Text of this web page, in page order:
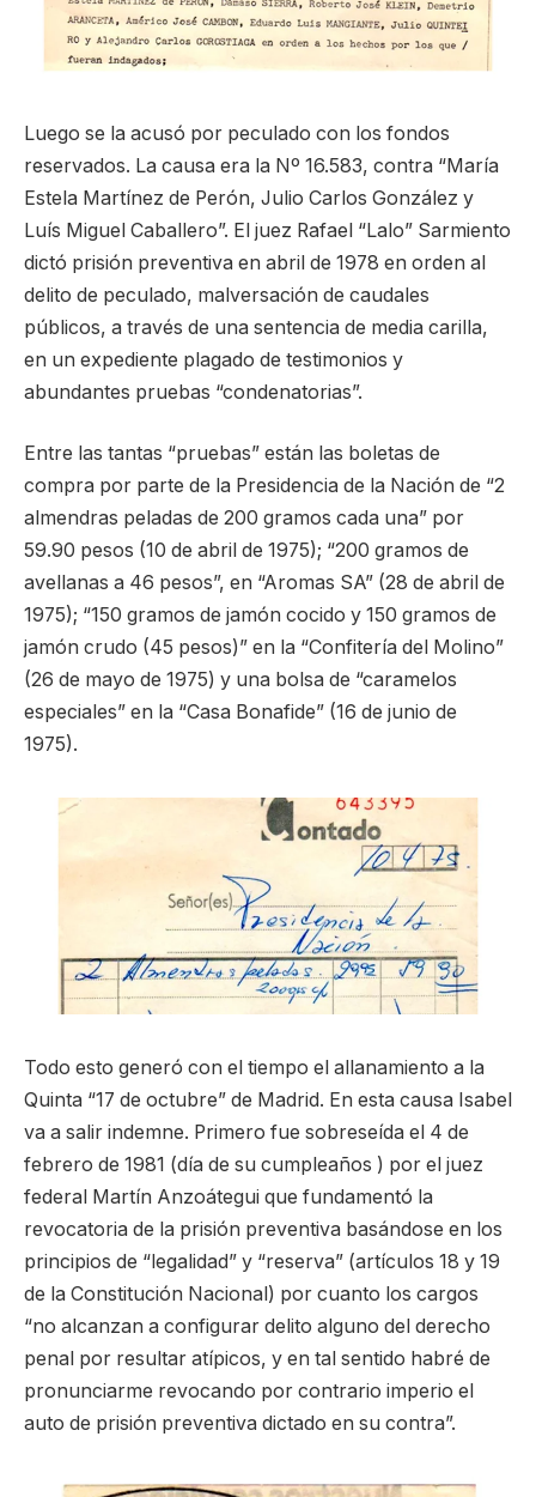
Luego se la acusó por peculado con los fondos
reservados. La causa era la Nº 16.583, contra “María
Estela Martínez de Perón, Julio Carlos González y
Luís Miguel Caballero”. El juez Rafael “Lalo” Sarmiento
dictó prisión preventiva en abril de 1978 en orden al
delito de peculado, malversación de caudales
públicos, a través de una sentencia de media carilla,
en un expediente plagado de testimonios y
abundantes pruebas “condenatorias”.
Entre las tantas “pruebas” están las boletas de
compra por parte de la Presidencia de la Nación de “2
almendras peladas de 200 gramos cada una” por
59.90 pesos (10 de abril de 1975); “200 gramos de
avellanas a 46 pesos”, en “Aromas SA” (28 de abril de
1975); “150 gramos de jamón cocido y 150 gramos de
jamón crudo (45 pesos)” en la “Confitería del Molino”
(26 de mayo de 1975) y una bolsa de “caramelos
especiales” en la “Casa Bonafide” (16 de junio de
1975).
Todo esto generó con el tiempo el allanamiento a la
Quinta “17 de octubre” de Madrid. En esta causa Isabel
va a salir indemne. Primero fue sobreseída el 4 de
febrero de 1981 (día de su cumpleaños ) por el juez
federal Martín Anzoátegui que fundamentó la
revocatoria de la prisión preventiva basándose en los
principios de “legalidad” y “reserva” (artículos 18 y 19
de la Constitución Nacional) por cuanto los cargos
“no alcanzan a configurar delito alguno del derecho
penal por resultar atípicos, y en tal sentido habré de
pronunciarme revocando por contrario imperio el
auto de prisión preventiva dictado en su contra”.